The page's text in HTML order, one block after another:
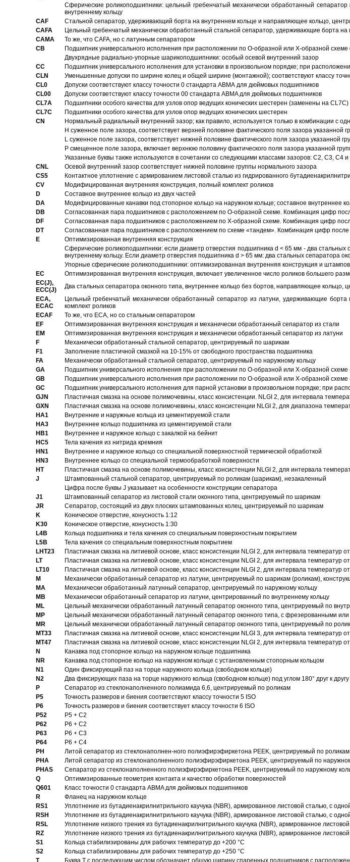
Сферические роликоподшипники: цельный гребенчатый механически обработанный
внутреннему кольцу
CAF
Стальной сепаратор, удерживающий борта на внутреннем кольце и направляющее кольцо,
CAFA
Цельный гребенчатый механически обработанный стальной сепаратор, удерживающие борта
CAMA
То же, что CAFA, но с латунным сепаратором
CB
Подшипник универсального исполнения при расположении по О-образной или Х-образной
Двухрядные радиально-упорные шарикоподшипники: особый осевой внутренний зазор
CC
Подшипник универсального исполнения для установки в произвольном порядке; при
CLN
Уменьшенные допуски по ширине колец и общей ширине (монтажной); соответствуют классу
CL0
Допуски соответствуют классу точности 0 стандарта АВМА для дюймовых подшипников
CL00
Допуски соответствуют классу точности 00 стандарта ABMA для дюймовых подшипников
CL7A
Подшипники особого качества для узлов опор ведущих конических шестерен (заменены на CL7C)
CL7C
Подшипники особого качества для узлов опор ведущих конических шестерен
CN
Hормальный радиальный внутренний зазор; как правило, используется только в комбинации с
H суженное поле зазора, соответствует верхней половине фактического поля зазора указанной
L суженное поле зазора, соответствует нижней половине фактического поля зазора указанной
P смещенное поле зазора, включает верхнюю половину фактического поля зазора указанной
Указанные буквы также используются в сочетании со следующими классами зазоров: С2, C3, С4
CNL
Осевой внутренний зазор соответствует нижней половине группы нормального зазора
CS5
Контактное уплотнение с армированием листовой сталью из гидрированного
CV
Модифицированная внутренняя конструкция, полный комплект роликов
D
Составное внутреннее кольцо из двух частей
DA
Модифицированные канавки под стопорное кольцо на наружном кольце; составное внутреннее
DB
Согласованная пара подшипников с расположением по О-образной схеме. Комбинация цифр
DF
Согласованная пара подшипников с расположением по Х-образной схеме. Комбинация цифр
DT
Согласованная пара подшипников с расположением по схеме «тандем». Комбинация цифр после
E
Оптимизированная внутренняя конструкция
Сферические роликоподшипники: если диаметр отверстия подшипника d < 65 мм - два
внутреннему кольцу. Если диаметр отверстия подшипника d > 65 мм: два стальных сепаратора
Упорные сферические роликоподшипники: оптимизированная внутренняя конструкция и
EC
Oптимизированная внутренняя конструкция, включает увеличенное число роликов большего
EC(J),
ECC(J)
Два стальных сепаратора оконного типа, внутреннее кольцо без бортов, направляющее кольцо,
ECA,
ECAC
Цельный гребенчатый механически обработанный сепаратор из латуни, удерживающие
комплект роликов
ECAF
То же, что ECA, но со стальным сепаратором
EF
Оптимизированная внутренняя конструкция и механически обработанный сепаратор из стали
EM
Оптимизированная внутренняя конструкция и механически обработанный сепаратор из латуни
F
Механически обработанный стальной сепаратор, центрируемый по шарикам
F1
Заполнение пластичной смазкой на 10-15% от свободного пространства подшипника
FA
Механически обработанный стальной сепаратор, центрируемый по наружному кольцу
GA
Подшипник универсального исполнения при расположении по О-образной или Х-образной схеме
GB
Подшипник универсального исполнения при расположении по О-образной или Х-образной схеме
GC
Подшипник универсального исполнения для парной установки в произвольном порядке; при
GJN
Пластичная смазка на основе полимочевины, класс консистенции. NLGI 2, для интервала
GXN
Пластичная смазка на основе полимочевины, класс консистенции NLGI 2, для диапазона
HA1
Внутренние и наружные кольца из цементируемой стали
HA3
Bнутреннее кольцо подшипника из цементируемой стали
HB1
Bнутреннее и наружное кольцо с закалкой на бейнит
HC5
Тела качения из нитрида кремния
HN1
Bнутреннее и наружное кольцо со специальной поверхностной термической обработкой
HN3
Внутреннее кольцо со специальной термообработкой поверхности
HT
Пластичная смазка на основе полимочевины, класс консистенции NLGI 2, для интервала
J
Штампованный стальной сепаратор, центрируемый по роликам (шарикам), незакаленный
Цифра после буквы J указывает на особенности конструкции сепаратора
J1
Штампованный сепаратор из листовой стали оконного типа, центрируемый по шарикам
JR
Сепаратор, состоящий из двух плоских штампованных колец, центрируемый по шарикам
K
Коническое отверстие, конусность 1:12
K30
Коническое отверстие, конусность 1:30
L4B
Кольца подшипника и тела качения со специальным поверхностным покрытием
L5B
Тела качения со специальным поверхностным покрытием
LHT23
Пластичная смазка на литиевой основе, класс консистенции NLGI 2, для интервала температур
LT
Пластичная смазка на литиевой основе, класс консистенции NLGI 2, для интервала температур
LT10
Пластичная смазка на литиевой основе, класс консистенции NLGI 2, для интервала температур
M
Механически обработанный сепаратор из латуни, центрируемый по шарикам (роликам),
MA
Механически обработанный латунный сепаратор, центрируемый по наружному кольцу
MB
Механически обработанный сепаратор из латуни, центрированный по внутреннему кольцу
ML
Цельный механически обработанный латунный сепаратор оконного типа, центрируемый по
MP
Цельный механически обработанный латунный сепаратор оконного типа, с фрезерованными
MR
Цельный механически обработанный латунный сепаратор оконного типа, центрируемый по
MT33
Пластичная смазка на литиевой основе, класс консистенции NLGI 3, для интервала температур
MT47
Пластичная смазка на литиевой основе, класс консистенции NLGI 2, для интервала температур
N
Канавка под стопорное кольцо на наружном кольце подшипника
NR
Канавка под стопорное кольцо на наружном кольце с установленным стопорным кольцом
N1
Один фиксирующий паз на торце наружного кольца (свободном кольце)
N2
Два фиксирующих паза на торце наружного кольца (свободном кольце) под углом 180° друг к другу
P
Cепаратор из стеклонаполненного полиамида 6,6, центрируемый по роликам
P5
Точность размеров и биения соответствуют классу точности 5 ISO
P6
Точность размеров и биения соответствует классу точности 6 ISO
P52
P5 + C2
P62
P6 + C2
P63
P6 + C3
P64
P6 + C4
PH
Литой сепаратор из стеклонаполнен-ного полиэфирэфиркетона PEEK, центрируемый по
PHA
Литой сепаратор из стеклонаполненного полиэфирэфиркетона PEEK, центрируемый по
PHAS
Сепаратор из стеклонаполненного полиэфирэфиркетона PEEK, центрируемый по наружному
Q
Оптимизированные геометрия контакта и качество обработки поверхностей
Q601
Класс точности 0 стандарта ABMA для дюймовых подшипников
R
Фланец на наружном кольце
RS1
Уплотнение из бутадиенакрилнитрильного каучука (NBR), армированное листовой сталью, с
RSH
Уплотнение из бутадиенакрилнитрильного каучука (NBR), армированное листовой сталью, с
RSL
Уплотнение низкого трения из бутадиенакрилнитрильного каучука (NBR), армированное
RZ
Уплотнение низкого трения из бутадиенакрилнитрильного каучука (NBR), армированное
S1
Кольца стабилизированы для рабочих температур до +200 °C
S2
Кольца стабилизированы для рабочих температур до +250 °C
T
Буква T с последующим числом обозначает общую ширину спаренных подшипников с